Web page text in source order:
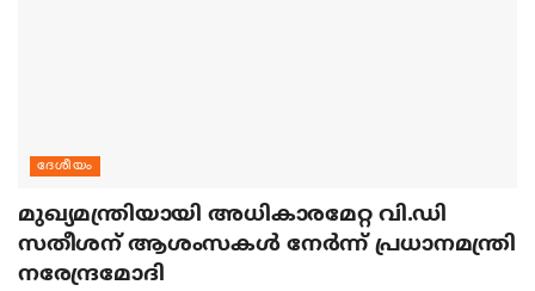
ദേശീയം
മുഖ്യമന്ത്രിയായി അധികാരമേറ്റ വി.ഡി
സതീശന് ആശംസകള്‍ നേര്‍ന്ന് പ്രധാനമന്ത്രി
നരേന്ദ്രമോദി